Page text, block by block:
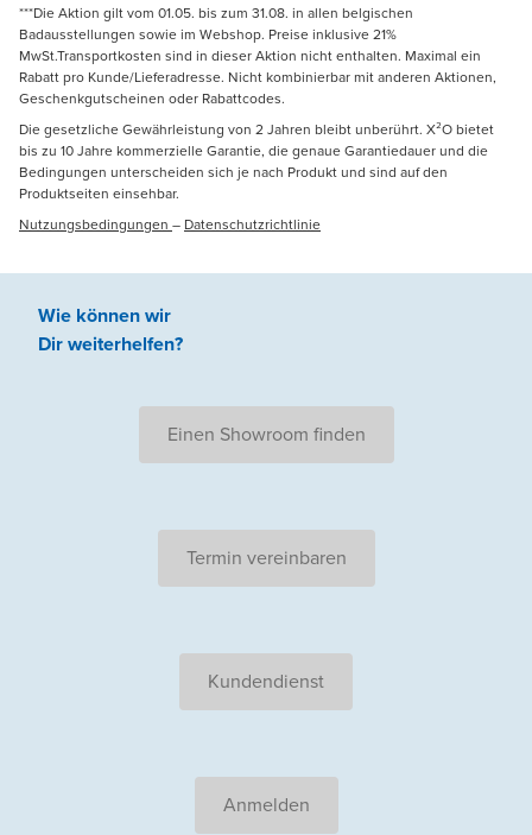
***Die Aktion gilt vom 01.05. bis zum 31.08. in allen belgischen
Badausstellungen sowie im Webshop. Preise inklusive 21%
MwSt.Transportkosten sind in dieser Aktion nicht enthalten. Maximal ein
Rabatt pro Kunde/Lieferadresse. Nicht kombinierbar mit anderen Aktionen,
Geschenkgutscheinen oder Rabattcodes.
Die gesetzliche Gewährleistung von 2 Jahren bleibt unberührt. X²O bietet
bis zu 10 Jahre kommerzielle Garantie, die genaue Garantiedauer und die
Bedingungen unterscheiden sich je nach Produkt und sind auf den
Produktseiten einsehbar.
Nutzungsbedingungen – Datenschutzrichtlinie
Wie können wir
Dir weiterhelfen?
Einen Showroom finden
Termin vereinbaren
Kundendienst
Anmelden